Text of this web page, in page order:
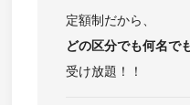
定額制だから、
どの区分でも何名で
受け放題！！